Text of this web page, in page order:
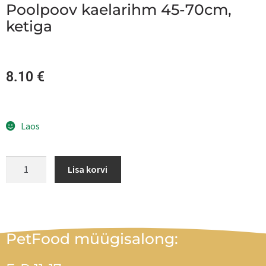
Poolpoov kaelarihm 45-70cm,
ketiga
8.10 €
Laos
Lisa korvi
PetFood müügisalong: